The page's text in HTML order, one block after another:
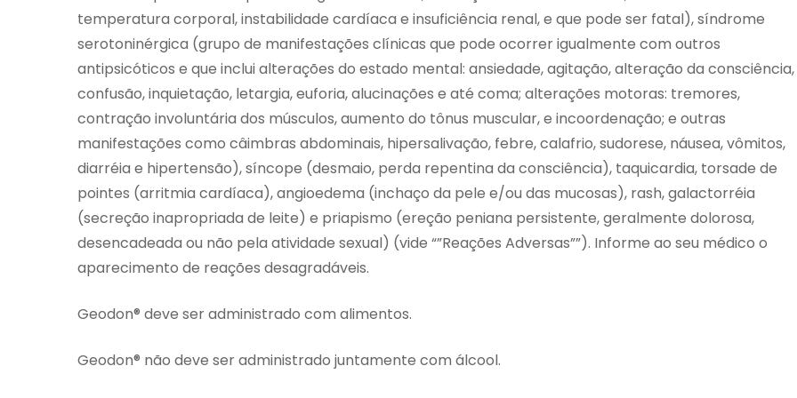
temperatura corporal, instabilidade cardíaca e insuficiência renal, e que pode ser fatal), síndrome
serotoninérgica (grupo de manifestações clínicas que pode ocorrer igualmente com outros
antipsicóticos e que inclui alterações do estado mental: ansiedade, agitação, alteração da consciência,
confusão, inquietação, letargia, euforia, alucinações e até coma; alterações motoras: tremores,
contração involuntária dos músculos, aumento do tônus muscular, e incoordenação; e outras
manifestações como câimbras abdominais, hipersalivação, febre, calafrio, sudorese, náusea, vômitos,
diarréia e hipertensão), síncope (desmaio, perda repentina da consciência), taquicardia, torsade de
pointes (arritmia cardíaca), angioedema (inchaço da pele e/ou das mucosas), rash, galactorréia
(secreção inapropriada de leite) e priapismo (ereção peniana persistente, geralmente dolorosa,
desencadeada ou não pela atividade sexual) (vide “”Reações Adversas””). Informe ao seu médico o
aparecimento de reações desagradáveis.
Geodon® deve ser administrado com alimentos.
Geodon® não deve ser administrado juntamente com álcool.